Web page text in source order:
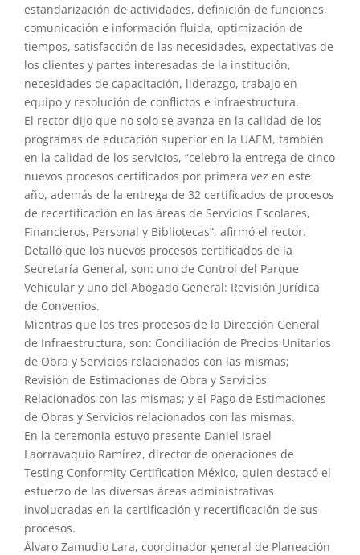
estandarización de actividades, definición de funciones,
comunicación e información fluida, optimización de
tiempos, satisfacción de las necesidades, expectativas de
los clientes y partes interesadas de la institución,
necesidades de capacitación, liderazgo, trabajo en
equipo y resolución de conflictos e infraestructura.
El rector dijo que no solo se avanza en la calidad de los
programas de educación superior en la UAEM, también
en la calidad de los servicios, “celebro la entrega de cinco
nuevos procesos certificados por primera vez en este
año, además de la entrega de 32 certificados de procesos
de recertificación en las áreas de Servicios Escolares,
Financieros, Personal y Bibliotecas”, afirmó el rector.
Detalló que los nuevos procesos certificados de la
Secretaría General, son: uno de Control del Parque
Vehicular y uno del Abogado General: Revisión Jurídica
de Convenios.
Mientras que los tres procesos de la Dirección General
de Infraestructura, son: Conciliación de Precios Unitarios
de Obra y Servicios relacionados con las mismas;
Revisión de Estimaciones de Obra y Servicios
Relacionados con las mismas; y el Pago de Estimaciones
de Obras y Servicios relacionados con las mismas.
En la ceremonia estuvo presente Daniel Israel
Laorravaquio Ramírez, director de operaciones de
Testing Conformity Certification México, quien destacó el
esfuerzo de las diversas áreas administrativas
involucradas en la certificación y recertificación de sus
procesos.
Álvaro Zamudio Lara, coordinador general de Planeación